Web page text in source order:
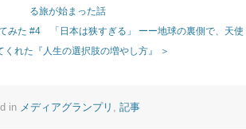
る旅が始まった話
みた #4 「日本は狭すぎる」 ーー地球の裏側で、天使
くれた『人生の選択肢の増やし方』 ＞
in メディアグランプリ , 記事